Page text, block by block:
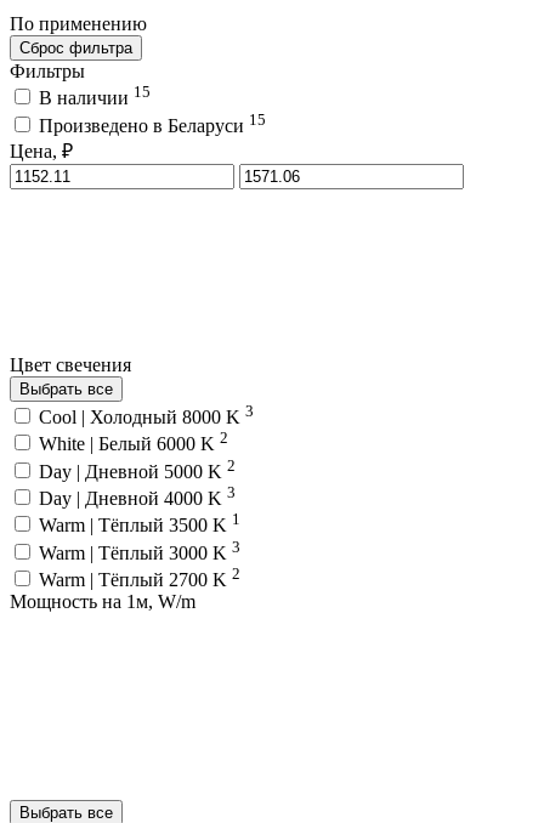
По применению
Сброс фильтра
Фильтры
В наличии 15
Произведено в Беларуси 15
Цена, ₽
Цвет свечения
Выбрать все
Cool | Холодный 8000 K 3
White | Белый 6000 K 2
Day | Дневной 5000 K 2
Day | Дневной 4000 K 3
Warm | Тёплый 3500 K 1
Warm | Тёплый 3000 K 3
Warm | Тёплый 2700 K 2
Мощность на 1м, W/m
Выбрать все